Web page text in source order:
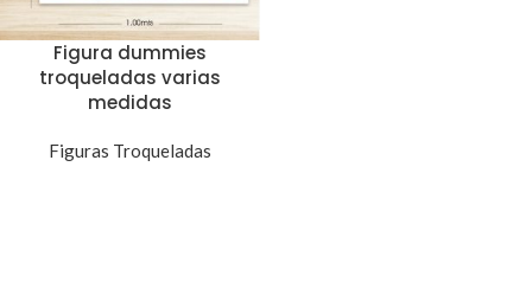
Figura dummies
troqueladas varias
medidas
Figuras Troqueladas